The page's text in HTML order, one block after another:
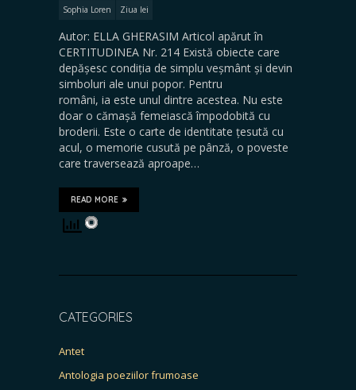
Sophia Loren
Ziua Iei
Autor: ELLA GHERASIM Articol apărut în
CERTITUDINEA Nr. 214 Există obiecte care
depășesc condiția de simplu veșmânt și devin
simboluri ale unui popor. Pentru
români, ia este unul dintre acestea. Nu este
doar o cămașă femeiască împodobită cu
broderii. Este o carte de identitate țesută cu
acul, o memorie cusută pe pânză, o poveste
care traversează aproape…
READ MORE
CATEGORIES
Antet
Antologia poeziilor frumoase